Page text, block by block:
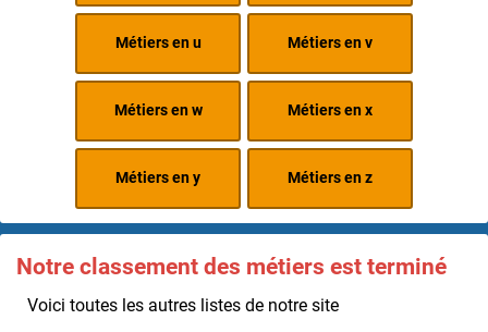
Métiers en u Métiers en v
Métiers en w Métiers en x
Métiers en y Métiers en z
Notre classement des métiers est terminé
Voici toutes les autres listes de notre site